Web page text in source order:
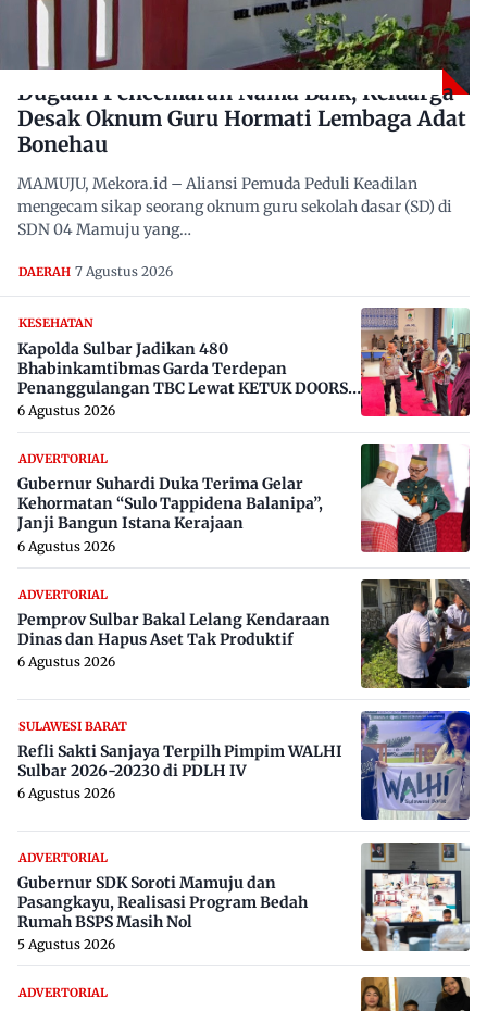
Dugaan Pencemaran Nama Baik, Keluarga
Desak Oknum Guru Hormati Lembaga Adat
Bonehau
MAMUJU, Mekora.id – Aliansi Pemuda Peduli Keadilan
mengecam sikap seorang oknum guru sekolah dasar (SD) di
SDN 04 Mamuju yang…
DAERAH 7 Agustus 2026
KESEHATAN
Kapolda Sulbar Jadikan 480
Bhabinkamtibmas Garda Terdepan
Penanggulangan TBC Lewat KETUK DOORS
di 650 Desa
6 Agustus 2026
ADVERTORIAL
Gubernur Suhardi Duka Terima Gelar
Kehormatan “Sulo Tappidena Balanipa”,
Janji Bangun Istana Kerajaan
6 Agustus 2026
ADVERTORIAL
Pemprov Sulbar Bakal Lelang Kendaraan
Dinas dan Hapus Aset Tak Produktif
6 Agustus 2026
SULAWESI BARAT
Refli Sakti Sanjaya Terpilh Pimpim WALHI
Sulbar 2026-20230 di PDLH IV
6 Agustus 2026
ADVERTORIAL
Gubernur SDK Soroti Mamuju dan
Pasangkayu, Realisasi Program Bedah
Rumah BSPS Masih Nol
5 Agustus 2026
ADVERTORIAL